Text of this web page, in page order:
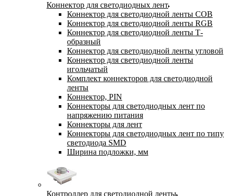
Коннектор для светодиодных лент
Коннектор для светодиодной ленты COB
Коннектор для светодиодной ленты RGB
Коннектор для светодиодной ленты Т-
образный
Коннектор для светодиодной ленты угловой
Коннектор для светодиодной ленты
игольчатый
Комплект коннекторов для светодиодной
ленты
Коннектор, PIN
Коннекторы для светодиодных лент по
напряжению питания
Коннекторы для лент
Коннекторы для светодиодных лент по типу
светодиода SMD
Ширина подложки, мм
Контроллер для светодиодной ленты